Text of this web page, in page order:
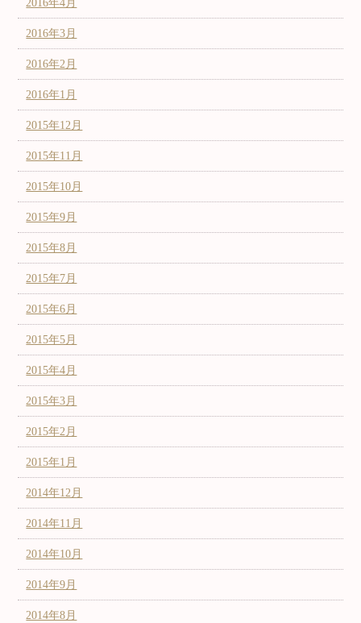
2016年4月
2016年3月
2016年2月
2016年1月
2015年12月
2015年11月
2015年10月
2015年9月
2015年8月
2015年7月
2015年6月
2015年5月
2015年4月
2015年3月
2015年2月
2015年1月
2014年12月
2014年11月
2014年10月
2014年9月
2014年8月